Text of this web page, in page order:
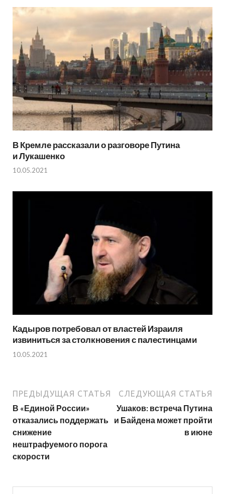
В Кремле рассказали о разговоре Путина
и Лукашенко
10.05.2021
Кадыров потребовал от властей Израиля
извиниться за столкновения с палестинцами
10.05.2021
ПРЕДЫДУЩАЯ СТАТЬЯ
В «Единой России»
отказались поддержать
снижение
нештрафуемого порога
скорости
СЛЕДУЮЩАЯ СТАТЬЯ
Ушаков: встреча Путина
и Байдена может пройти
в июне